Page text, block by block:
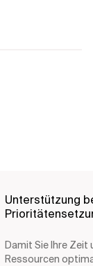
Unterstützung
Damit Sie Ihre Zeit
Ressourcen